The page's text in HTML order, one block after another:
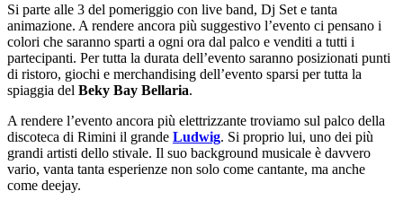
Si parte alle 3 del pomeriggio con live band, Dj Set e tanta
animazione. A rendere ancora più suggestivo l’evento ci pensano i
colori che saranno sparti a ogni ora dal palco e venditi a tutti i
partecipanti. Per tutta la durata dell’evento saranno posizionati punti
di ristoro, giochi e merchandising dell’evento sparsi per tutta la
spiaggia del Beky Bay Bellaria.
A rendere l’evento ancora più elettrizzante troviamo sul palco della
discoteca di Rimini il grande Ludwig. Si proprio lui, uno dei più
grandi artisti dello stivale. Il suo background musicale è davvero
vario, vanta tanta esperienze non solo come cantante, ma anche
come deejay.